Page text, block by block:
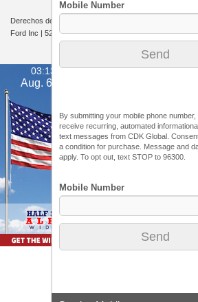
Derechos de autor © 2026
Ford Inc
520 River Street,Hackensack,NJ07601-
03:13 pm
Aug. 6, 2026
By submitting your mobile phone
receive recurring, automated
text messages from CDK Global.
a condition for purchase. Message and
apply. To opt out, text STOP to 96300.